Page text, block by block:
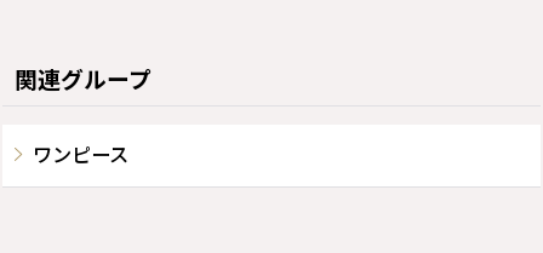
関連グループ
ワンピース